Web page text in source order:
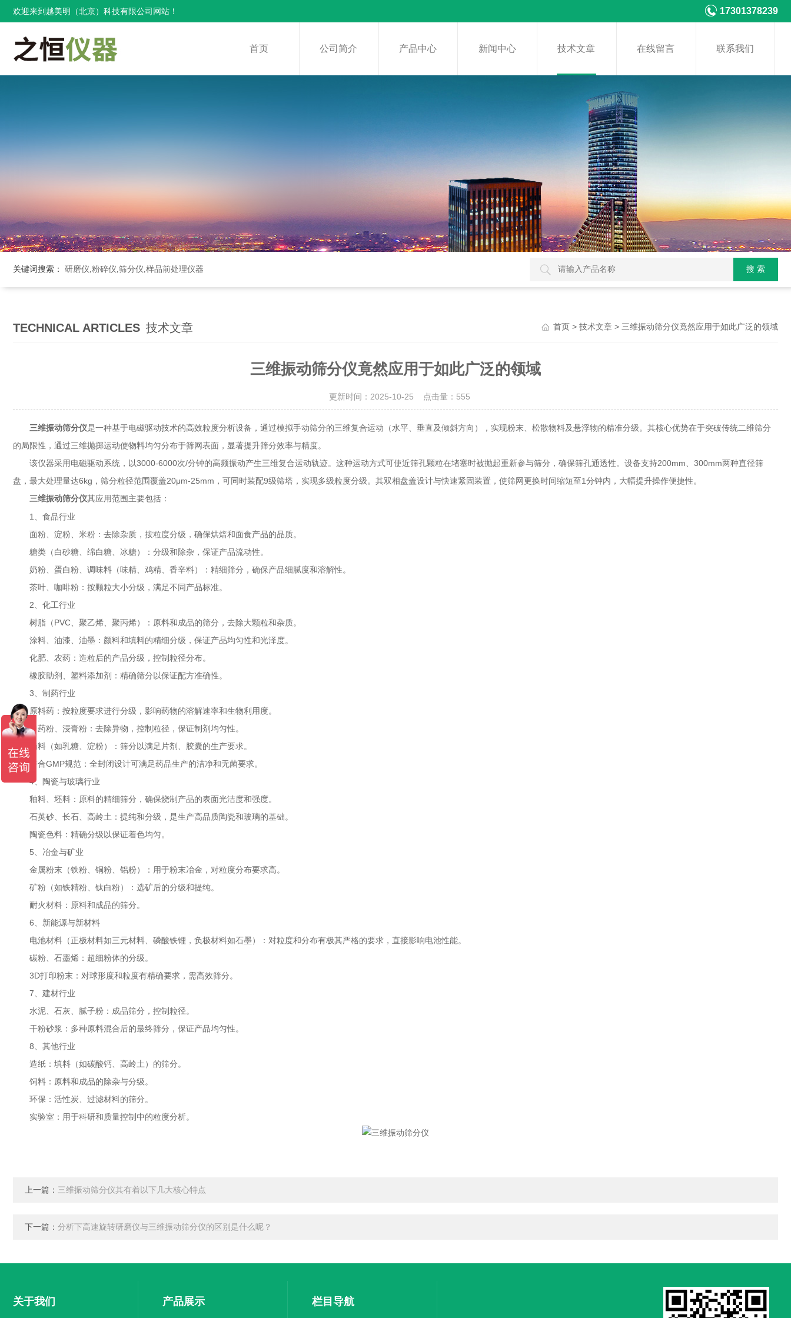
欢迎来到越美明（北京）科技有限公司网站！ 17301378239
首页 公司简介 产品中心 新闻中心 技术文章 在线留言 联系我们
关键词搜索： 研磨仪,粉碎仪,筛分仪,样品前处理仪器
TECHNICAL ARTICLES 技术文章 首页 > 技术文章 > 三维振动筛分仪竟然应用于如此广泛的领域
三维振动筛分仪竟然应用于如此广泛的领域
更新时间：2025-10-25 点击量： 555
三维振动筛分仪是一种基于电磁驱动技术的高效粒度分析设备，通过模拟手动筛分的三维复合运动（水平、垂直及倾斜方向），实现粉末、松散物料及悬浮物的精准分级。其核心优势在于突破传统二维筛分
的局限性，通过三维抛掷运动使物料均匀分布于筛网表面，显著提升筛分效率与精度。
该仪器采用电磁驱动系统，以3000-6000次/分钟的高频振动产生三维复合运动轨迹。这种运动方式可使近筛孔颗粒在堵塞时被抛起重新参与筛分，确保筛孔通透性。设备支持200mm、300mm两种直径筛
盘，最大处理量达6kg，筛分粒径范围覆盖20μm-25mm，可同时装配9级筛塔，实现多级粒度分级。其双相盘盖设计与快速紧固装置，使筛网更换时间缩短至1分钟内，大幅提升操作便捷性。
三维振动筛分仪其应用范围主要包括：
1、食品行业
面粉、淀粉、米粉：去除杂质，按粒度分级，确保烘焙和面食产品的品质。
糖类（白砂糖、绵白糖、冰糖）：分级和除杂，保证产品流动性。
奶粉、蛋白粉、调味料（味精、鸡精、香辛料）：精细筛分，确保产品细腻度和溶解性。
茶叶、咖啡粉：按颗粒大小分级，满足不同产品标准。
2、化工行业
树脂（PVC、聚乙烯、聚丙烯）：原料和成品的筛分，去除大颗粒和杂质。
涂料、油漆、油墨：颜料和填料的精细分级，保证产品均匀性和光泽度。
化肥、农药：造粒后的产品分级，控制粒径分布。
橡胶助剂、塑料添加剂：精确筛分以保证配方准确性。
3、制药行业
原料药：按粒度要求进行分级，影响药物的溶解速率和生物利用度。
中药粉、浸膏粉：去除异物，控制粒径，保证制剂均匀性。
辅料（如乳糖、淀粉）：筛分以满足片剂、胶囊的生产要求。
符合GMP规范：全封闭设计可满足药品生产的洁净和无菌要求。
4、陶瓷与玻璃行业
釉料、坯料：原料的精细筛分，确保烧制产品的表面光洁度和强度。
石英砂、长石、高岭土：提纯和分级，是生产高品质陶瓷和玻璃的基础。
陶瓷色料：精确分级以保证着色均匀。
5、冶金与矿业
金属粉末（铁粉、铜粉、铝粉）：用于粉末冶金，对粒度分布要求高。
矿粉（如铁精粉、钛白粉）：选矿后的分级和提纯。
耐火材料：原料和成品的筛分。
6、新能源与新材料
电池材料（正极材料如三元材料、磷酸铁锂，负极材料如石墨）：对粒度和分布有极其严格的要求，直接影响电池性能。
碳粉、石墨烯：超细粉体的分级。
3D打印粉末：对球形度和粒度有精确要求，需高效筛分。
7、建材行业
水泥、石灰、腻子粉：成品筛分，控制粒径。
干粉砂浆：多种原料混合后的最终筛分，保证产品均匀性。
8、其他行业
造纸：填料（如碳酸钙、高岭土）的筛分。
饲料：原料和成品的除杂与分级。
环保：活性炭、过滤材料的筛分。
实验室：用于科研和质量控制中的粒度分析。
上一篇： 三维振动筛分仪其有着以下几大核心特点
下一篇： 分析下高速旋转研磨仪与三维振动筛分仪的区别是什么呢？
关于我们 产品展示 栏目导航